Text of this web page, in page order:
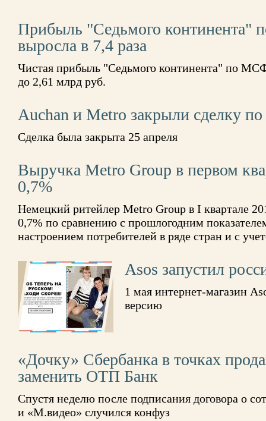
Прибыль "Седьмого континента"
выросла в 7,4 раза
Чистая прибыль "Седьмого континента" по
до 2,61 млрд руб.
Auchan и Metro закрыли сделку
Сделка была закрыта 25 апреля
Выручка Metro Group в первом
0,7%
Немецкий ритейлер Metro Group в I квартале
0,7% по сравнению с прошлогодним
настроением потребителей в ряде стран и с
Asos запустил
1 мая интернет-магазин
версию
«Дочку» Сбербанка в точках
заменить ОТП Банк
Спустя неделю после подписания договора о
и «М.видео» случился конфуз